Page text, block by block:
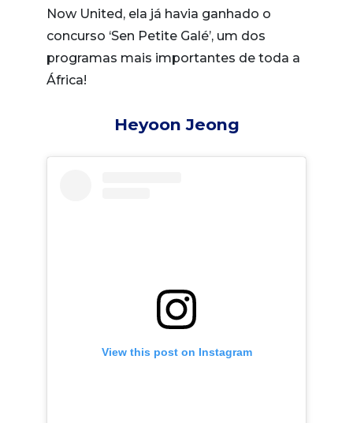
Now United, ela já havia ganhado o
concurso ‘Sen Petite Galé’, um dos
programas mais importantes de toda a
África!
Heyoon Jeong
View this post on Instagram